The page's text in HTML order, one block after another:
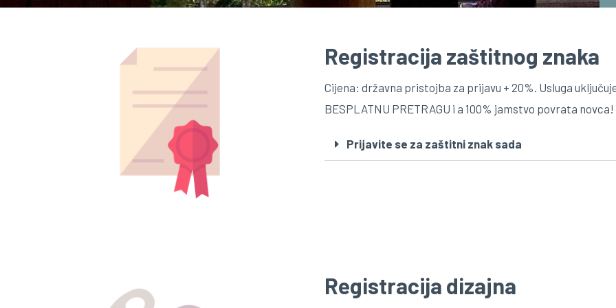
Registracija zaštitnog znaka
Cijena: državna pristojba za prijavu + 20%. Usluga
BESPLATNU PRETRAGU i a 100% jamstvo povrata novca!
Prijavite se za zaštitni znak sada
Registracija dizajna